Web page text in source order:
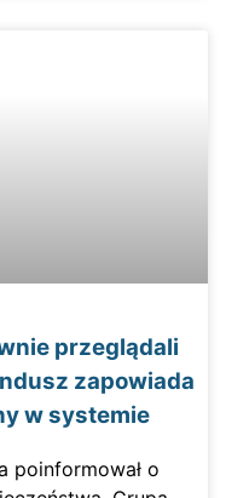
przeglądali
zapowiada
w systemie
poinformował o